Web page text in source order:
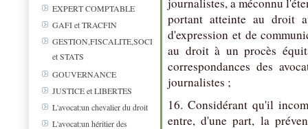
EXPERT COMPTABLE
GAFI et TRACFIN
GESTION,FISCALITE,SOCIAL
et STATS
GOUVERNANCE
JUSTICE et LIBERTES
L'avocat:un chevalier du droit
L'avocat:un héritier des
portant atteinte au droit
d'expression et de
au droit à un procès
correspondances des
journalistes ;
16. Considérant qu'il
entre, d'une part, la